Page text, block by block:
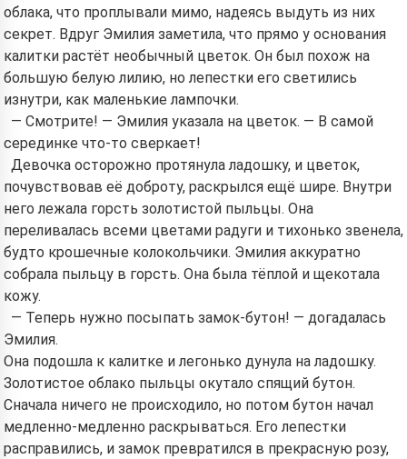
облака, что проплывали мимо, надеясь выдуть из них
секрет. Вдруг Эмилия заметила, что прямо у основания
калитки растёт необычный цветок. Он был похож на
большую белую лилию, но лепестки его светились
изнутри, как маленькие лампочки.
— Смотрите! — Эмилия указала на цветок. — В самой
серединке что-то сверкает!
Девочка осторожно протянула ладошку, и цветок,
почувствовав её доброту, раскрылся ещё шире. Внутри
него лежала горсть золотистой пыльцы. Она
переливалась всеми цветами радуги и тихонько звенела,
будто крошечные колокольчики. Эмилия аккуратно
собрала пыльцу в горсть. Она была тёплой и щекотала
кожу.
— Теперь нужно посыпать замок-бутон! — догадалась
Эмилия.
Она подошла к калитке и легонько дунула на ладошку.
Золотистое облако пыльцы окутало спящий бутон.
Сначала ничего не происходило, но потом бутон начал
медленно-медленно раскрываться. Его лепестки
расправились, и замок превратился в прекрасную розу,